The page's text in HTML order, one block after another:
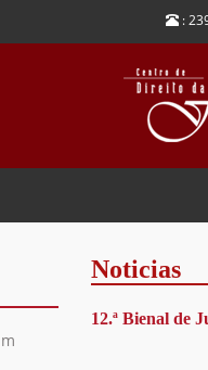
:
Noticias
12.ª Bienal de